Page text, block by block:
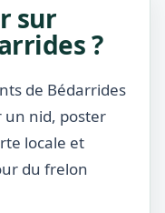
sur
?
de Bédarrides
un nid, poster
locale et
du frelon